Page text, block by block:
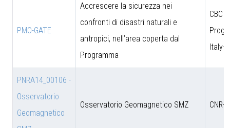
PMO-GATE
Accrescere la sicurezza nei
confronti di disastri naturali e
antropici, nell’area coperta dal
Programma
CBC
Italy-
PNRA14_00106 -
Osservatorio
Geomagnetico
Osservatorio Geomagnetico SMZ CNR-